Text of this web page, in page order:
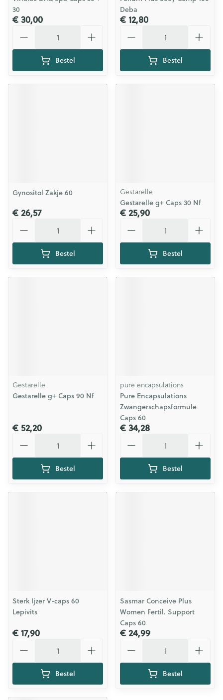
30
€ 30,00
Bestel
Deba
€ 12,80
Bestel
Gynositol Zakje 60
€ 26,57
Bestel
Gestarelle
Gestarelle g+ Caps 30 Nf
€ 25,90
Bestel
Gestarelle
Gestarelle g+ Caps 90 Nf
€ 52,20
Bestel
pure encapsulations
Pure Encapsulations
Zwangerschapsformule
Caps 60
€ 34,28
Bestel
Sterk Ijzer V-caps 60
Lepivits
€ 17,90
Bestel
Sasmar Conceive Plus
Women Fertil. Support
Caps 60
€ 24,99
Bestel